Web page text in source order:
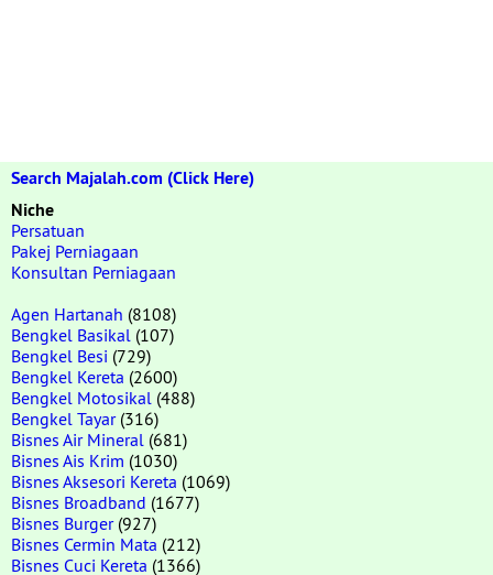
Search Majalah.com (Click Here)
Niche
Persatuan
Pakej Perniagaan
Konsultan Perniagaan
Agen Hartanah (8108)
Bengkel Basikal (107)
Bengkel Besi (729)
Bengkel Kereta (2600)
Bengkel Motosikal (488)
Bengkel Tayar(316)
Bisnes Air Mineral (681)
Bisnes Ais Krim (1030)
Bisnes Aksesori Kereta (1069)
Bisnes Broadband (1677)
Bisnes Burger(927)
Bisnes Cermin Mata (212)
Bisnes Cuci Kereta (1366)